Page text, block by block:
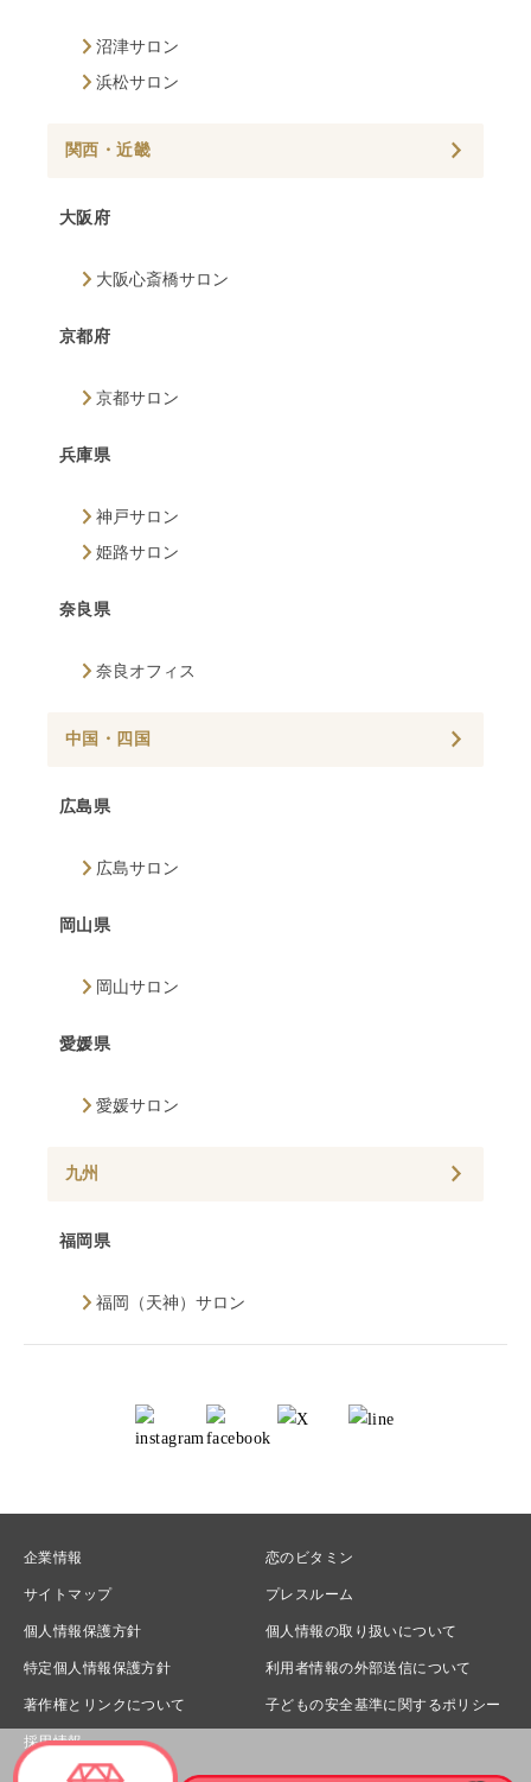
沼津サロン
浜松サロン
関西・近畿
大阪府
大阪心斎橋サロン
京都府
京都サロン
兵庫県
神戸サロン
姫路サロン
奈良県
奈良オフィス
中国・四国
広島県
広島サロン
岡山県
岡山サロン
愛媛県
愛媛サロン
九州
福岡県
福岡（天神）サロン
企業情報 恋のビタミン
サイトマップ プレスルーム
個人情報保護方針 個人情報の取り扱いについて
特定個人情報保護方針 利用者情報の外部送信について
著作権とリンクについて 子どもの安全基準に関するポリシー
採用情報